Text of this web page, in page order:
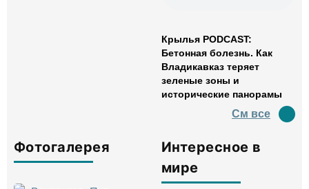
Крылья PODCAST:
Бетонная болезнь. Как
Владикавказ теряет
зеленые зоны и
исторические панорамы
См все
Фотогалерея
Интересное в
мире